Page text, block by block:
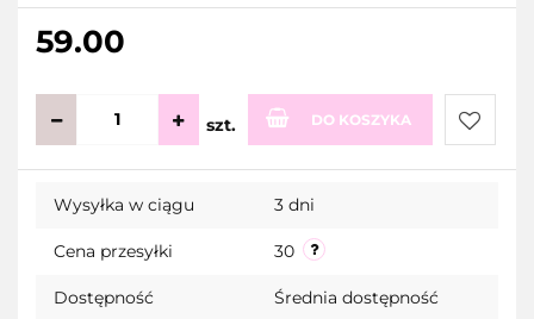
59.00
szt. DO KOSZYKA
Do
Wysyłka w ciągu 3 dni
Cena przesyłki 30
Dostępność Średnia dostępność